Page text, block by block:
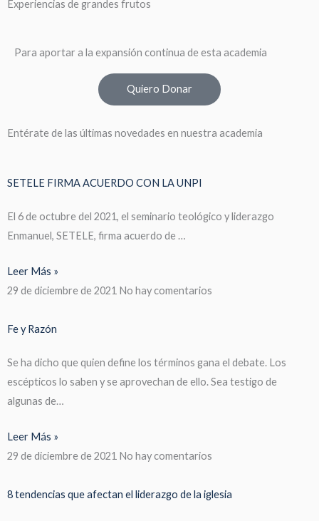
Experiencias de grandes frutos
Para aportar a la expansión continua de esta academia
Quiero Donar
Entérate de las últimas novedades en nuestra academia
SETELE FIRMA ACUERDO CON LA UNPI
El 6 de octubre del 2021, el seminario teológico y liderazgo
Enmanuel, SETELE, firma acuerdo de …
Leer Más »
29 de diciembre de 2021 No hay comentarios
Fe y Razón
Se ha dicho que quien define los términos gana el debate. Los
escépticos lo saben y se aprovechan de ello. Sea testigo de
algunas de…
Leer Más »
29 de diciembre de 2021 No hay comentarios
8 tendencias que afectan el liderazgo de la iglesia